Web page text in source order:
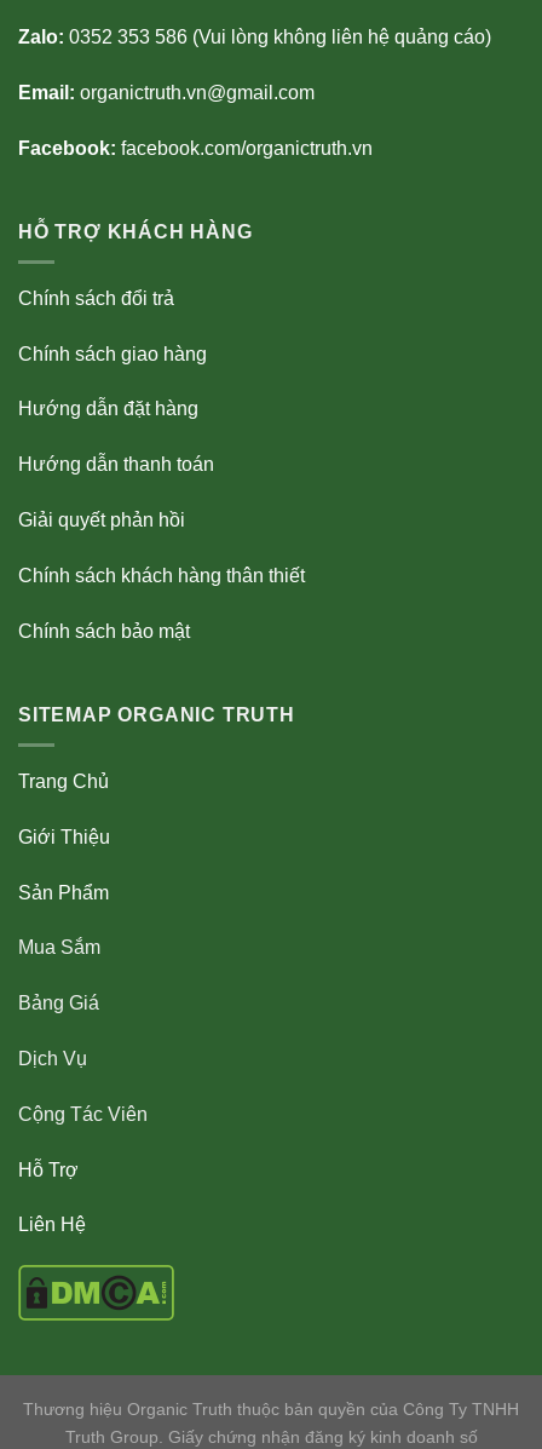
Zalo: 0352 353 586 (Vui lòng không liên hệ quảng cáo)
Email: organictruth.vn@gmail.com
Facebook: facebook.com/organictruth.vn
HỖ TRỢ KHÁCH HÀNG
Chính sách đổi trả
Chính sách giao hàng
Hướng dẫn đặt hàng
Hướng dẫn thanh toán
Giải quyết phản hồi
Chính sách khách hàng thân thiết
Chính sách bảo mật
SITEMAP ORGANIC TRUTH
Trang Chủ
Giới Thiệu
Sản Phẩm
Mua Sắm
Bảng Giá
Dịch Vụ
Cộng Tác Viên
Hỗ Trợ
Liên Hệ
Thương hiệu Organic Truth thuộc bản quyền của Công Ty TNHH
Truth Group. Giấy chứng nhận đăng ký kinh doanh số